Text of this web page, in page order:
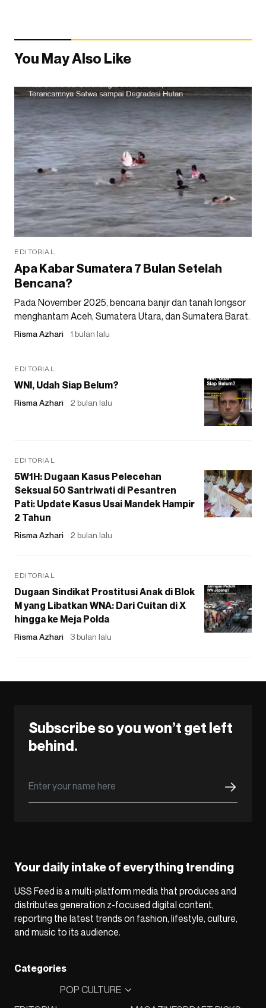
You May Also Like
EDITORIAL
Apa Kabar Sumatera 7 Bulan Setelah
Bencana?
Pada November 2025, bencana banjir dan tanah longsor
menghantam Aceh, Sumatera Utara, dan Sumatera Barat.
Risma Azhari 1 bulan lalu
EDITORIAL
WNI, Udah Siap Belum?
Risma Azhari 2 bulan lalu
EDITORIAL
5W1H: Dugaan Kasus Pelecehan
Seksual 50 Santriwati di Pesantren
Pati: Update Kasus Usai Mandek Hampir
2 Tahun
Risma Azhari 2 bulan lalu
EDITORIAL
Dugaan Sindikat Prostitusi Anak di Blok
M yang Libatkan WNA: Dari Cuitan di X
hingga ke Meja Polda
Risma Azhari 3 bulan lalu
Subscribe so you won’t get left
behind.
Your daily intake of everything trending
USS Feed is a multi-platform media that produces and
distributes generation z-focused digital content,
reporting the latest trends on fashion, lifestyle, culture,
and music to its audience.
Categories
POP CULTURE